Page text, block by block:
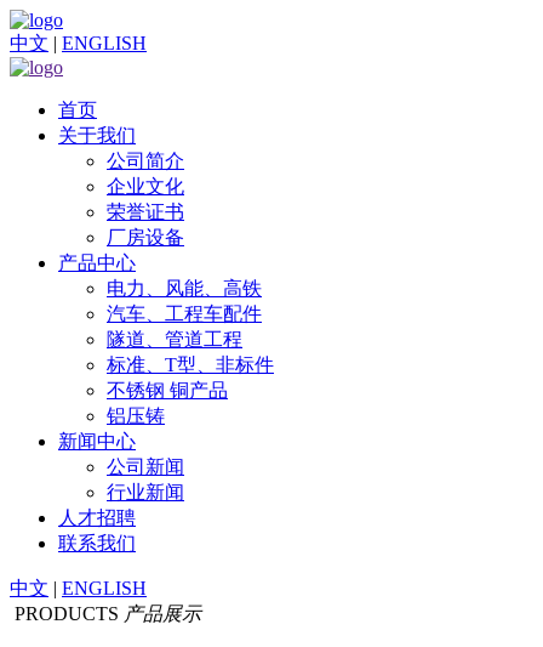
中文 | ENGLISH
首页
关于我们
公司简介
企业文化
荣誉证书
厂房设备
产品中心
电力、风能、高铁
汽车、工程车配件
隧道、管道工程
标准、T型、非标件
不锈钢 铜产品
铝压铸
新闻中心
公司新闻
行业新闻
人才招聘
联系我们
中文 | ENGLISH
PRODUCTS 产品展示